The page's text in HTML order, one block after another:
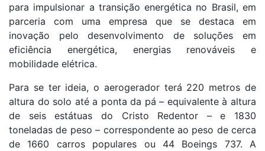
para impulsionar a transição energética no Brasil, em
parceria com uma empresa que se destaca em
inovação pelo desenvolvimento de soluções em
eficiência energética, energias renováveis e
mobilidade elétrica.
Para se ter ideia, o aerogerador terá 220 metros de
altura do solo até a ponta da pá – equivalente à altura
de seis estátuas do Cristo Redentor – e 1830
toneladas de peso – correspondente ao peso de cerca
de 1660 carros populares ou 44 Boeings 737. A